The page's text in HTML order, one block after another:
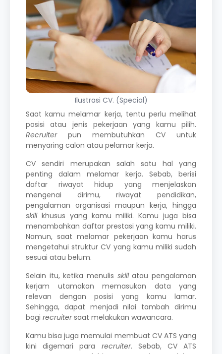
Ilustrasi CV. (Special)
Saat kamu melamar kerja, tentu perlu melihat
posisi atau jenis pekerjaan yang kamu pilih.
Recruiter pun membutuhkan CV untuk
menyaring calon atau pelamar kerja.
CV sendiri merupakan salah satu hal yang
penting dalam melamar kerja. Sebab, berisi
daftar riwayat hidup yang menjelaskan
mengenai dirimu, riwayat pendidikan,
pengalaman organisasi maupun kerja, hingga
skill khusus yang kamu miliki. Kamu juga bisa
menambahkan daftar prestasi yang kamu miliki.
Namun, saat melamar pekerjaan kamu harus
mengetahui struktur CV yang kamu miliki sudah
sesuai atau belum.
Selain itu, ketika menulis skillatau pengalaman
kerjam utamakan memasukan data yang
relevan dengan posisi yang kamu lamar.
Sehingga, dapat menjadi nilai tambah dirimu
bagi recruitersaat melakukan wawancara.
Kamu bisa juga memulai membuat CV ATS yang
kini digemari para recruiter. Sebab, CV ATS